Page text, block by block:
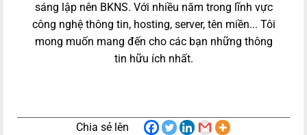
sáng lập nên BKNS. Với nhiều năm trong lĩnh vực
công nghệ thông tin, hosting, server, tên miền... Tôi
mong muốn mang đến cho các bạn những thông
tin hữu ích nhất.
Chia sẻ lên